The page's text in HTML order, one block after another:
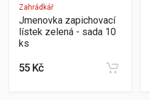
Zahrádkář
Jmenovka zapichovací
lístek zelená - sada 10
ks
55 Kč